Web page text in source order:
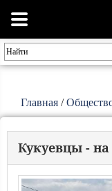
Главная /
Кукуевцы -